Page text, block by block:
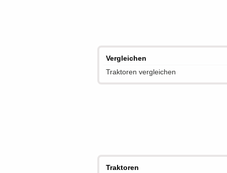
Vergleichen
Traktoren vergleichen
Traktoren